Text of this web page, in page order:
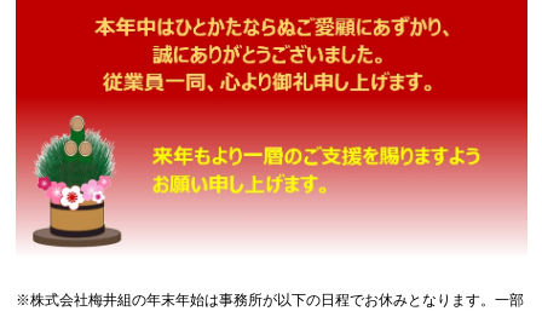
※株式会社梅井組の年末年始は事務所が以下の日程でお休みとなります。一部